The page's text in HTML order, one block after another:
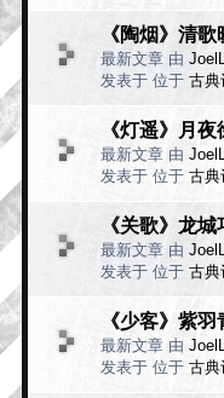
《陶烟》清
最新文章 由
发表于 位于 古典
《灯遥》月
最新文章 由
发表于 位于 古典
《关歌》龙
最新文章 由
发表于 位于 古典
《少客》紫
最新文章 由
发表于 位于 古典